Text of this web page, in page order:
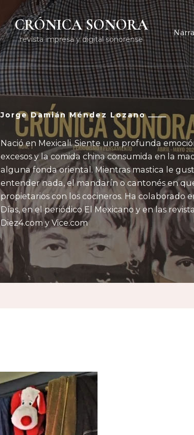
CRÓNICA SONORA
revista impresa y digital sonorense
Jorge Damián Méndez Lozano
Nació en Mexicali. Siente una profunda
excesos y la comida china consumida en la
alguna fonda oriental. Mientras mastica le
entender nada, el mandarín o cantonés en
propietarios con los cocineros. Ha colaborado
Días, en el periódico El Mexicano y en las
Diez4.com y Vice.com